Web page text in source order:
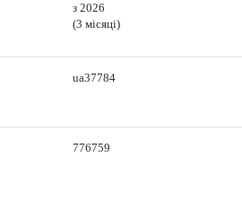
з 2026
(3 місяці)
ua37784
776759